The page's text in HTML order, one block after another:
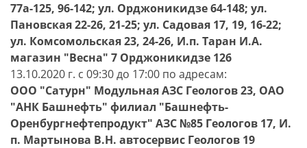
77а-125, 96-142; ул. Орджоникидзе 64-148; ул.
Пановская 22-26, 21-25; ул. Садовая 17, 19, 16-22;
ул. Комсомольская 23, 24-26, И.п. Таран И.А.
магазин "Весна" 7 Орджоникидзе 126
13.10.2020 г. с 09:30 до 17:00 по адресам:
ООО "Сатурн" Модульная АЗС Геологов 23, ОАО
"АНК Башнефть" филиал "Башнефть-
Оренбургнефтепродукт" АЗС №85 Геологов 17, И.
п. Мартынова В.Н. автосервис Геологов 19